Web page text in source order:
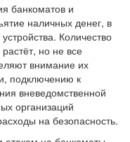
банкоматов и
наличных денег, в
Количество
но не все
внимание их
подключению к
вневедомственной
организаций
на безопасность.